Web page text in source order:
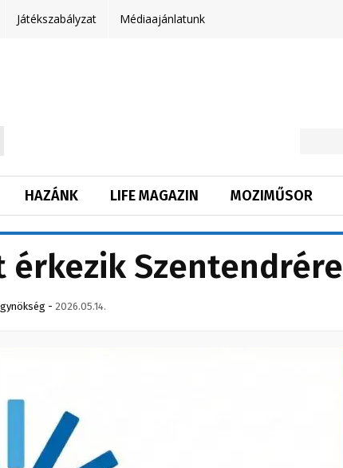
Játékszabályzat Médiaajánlatunk
HAZÁNK LIFE MAGAZIN MOZIMŰSOR
Szentendrére
- 2026.05.14.